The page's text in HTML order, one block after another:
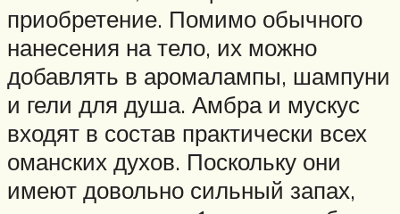
приобретение. Помимо обычного
нанесения на тело, их можно
добавлять в аромалампы, шампуни
и гели для душа. Амбра и мускус
входят в состав практически всех
оманских духов. Поскольку они
имеют довольно сильный запах,